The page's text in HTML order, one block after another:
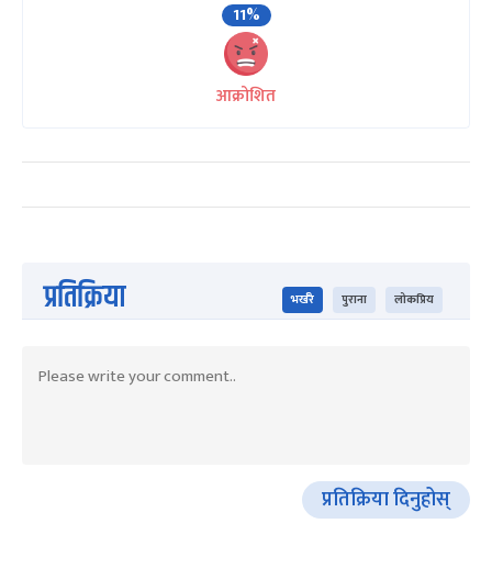
11%
आक्रोशित
प्रतिक्रिया भर्खरै पुराना लोकप्रिय
प्रतिक्रिया दिनुहोस्